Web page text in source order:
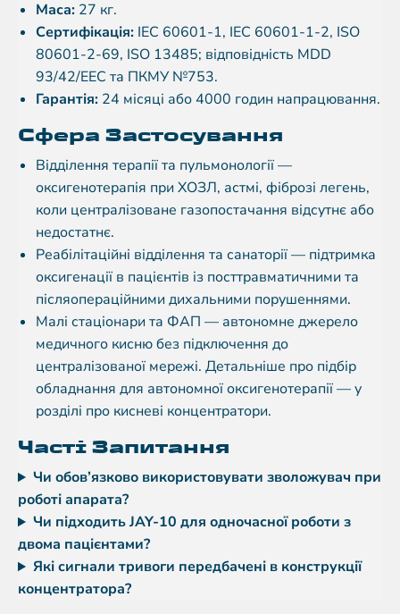
Маса: 27 кг.
Сертифікація: IEC 60601-1, IEC 60601-1-2, ISO
80601-2-69, ISO 13485; відповідність MDD
93/42/EEC та ПКМУ №753.
Гарантія: 24 місяці або 4000 годин напрацювання.
Сфера Застосування
Відділення терапії та пульмонології —
оксигенотерапія при ХОЗЛ, астмі, фіброзі легень,
коли централізоване газопостачання відсутнє або
недостатнє.
Реабілітаційні відділення та санаторії — підтримка
оксигенації в пацієнтів із посттравматичними та
післяопераційними дихальними порушеннями.
Малі стаціонари та ФАП — автономне джерело
медичного кисню без підключення до
централізованої мережі. Детальніше про підбір
обладнання для автономної оксигенотерапії — у
розділі про кисневі концентратори.
Часті Запитання
Чи обов’язково використовувати зволожувач при
роботі апарата?
Чи підходить JAY-10 для одночасної роботи з
двома пацієнтами?
Які сигнали тривоги передбачені в конструкції
концентратора?